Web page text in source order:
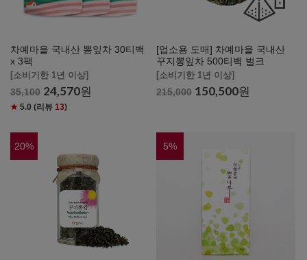
차예마을 국내산 뽕잎차 30티백
x 3팩
[소비기한 1년 이상]
35,100 24,570원
★ 5.0 (리뷰 13)
[업소용 도매] 차예마을 국내산
꾸지뽕잎차 500티백 벌크
[소비기한 1년 이상]
215,000 150,500원
20% 5%